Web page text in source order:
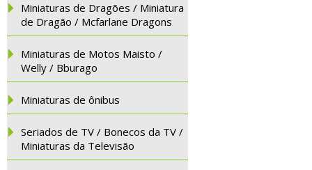
Miniaturas de Dragões / Miniatura
de Dragão / Mcfarlane Dragons
Miniaturas de Motos Maisto /
Welly / Bburago
Miniaturas de ônibus
Seriados de TV / Bonecos da TV /
Miniaturas da Televisão